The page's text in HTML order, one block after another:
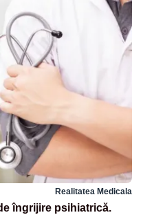
Realitatea Medicala
îngrijire psihiatrică.